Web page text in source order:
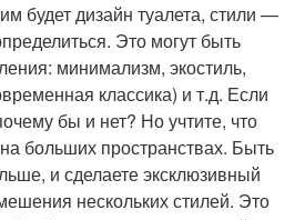
будет дизайн туалета, стили —
Это могут быть
минимализм, экостиль,
классика) и т.д. Если
бы и нет? Но учтите, что
больших пространствах. Быть
и сделаете эксклюзивный
нескольких стилей. Это